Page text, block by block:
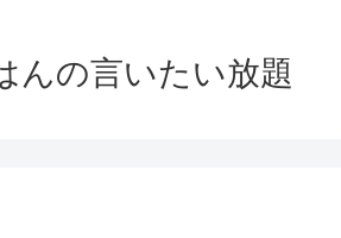
んの言いたい放題